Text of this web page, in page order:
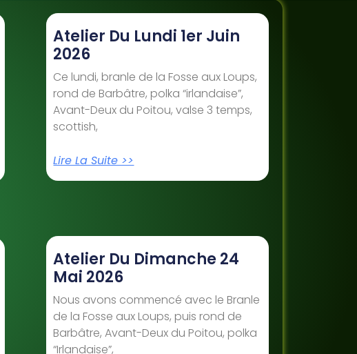
Atelier Du Lundi 1er Juin
2026
Ce lundi, branle de la Fosse aux Loups,
rond de Barbâtre, polka “irlandaise”,
Avant-Deux du Poitou, valse 3 temps,
scottish,
Lire La Suite >>
Atelier Du Dimanche 24
Mai 2026
Nous avons commencé avec le Branle
de la Fosse aux Loups, puis rond de
Barbâtre, Avant-Deux du Poitou, polka
“Irlandaise”,